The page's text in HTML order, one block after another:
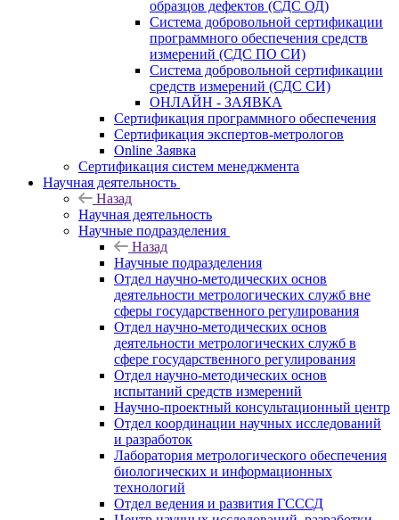
образцов дефектов (СДС ОД)
Система добровольной сертификации
программного обеспечения средств
измерений (СДС ПО СИ)
Система добровольной сертификации
средств измерений (СДС СИ)
ОНЛАЙН - ЗАЯВКА
Сертификация программного обеспечения
Сертификация экспертов-метрологов
Online Заявка
Сертификация систем менеджмента
Научная деятельность
Назад
Научная деятельность
Научные подразделения
Назад
Научные подразделения
Отдел научно-методических основ
деятельности метрологических служб вне
сферы государственного регулирования
Отдел научно-методических основ
деятельности метрологических служб в
сфере государственного регулирования
Отдел научно-методических основ
испытаний средств измерений
Научно-проектный консультационный центр
Отдел координации научных исследований
и разработок
Лаборатория метрологического обеспечения
биологических и информационных
технологий
Отдел ведения и развития ГСССД